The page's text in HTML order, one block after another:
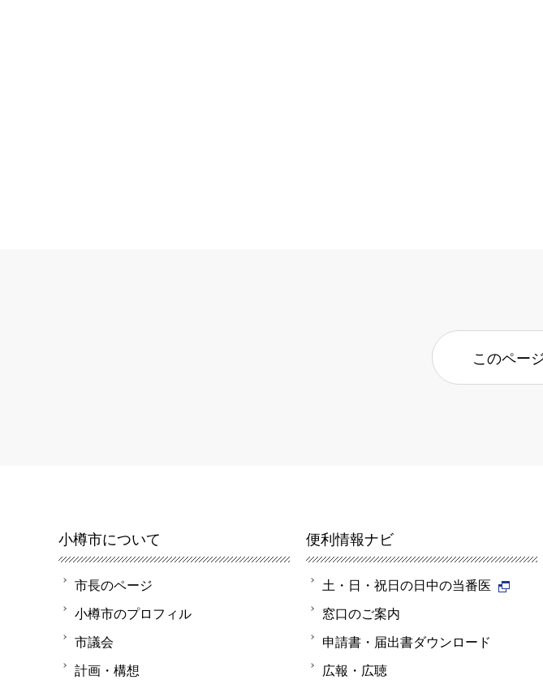
このペー
小樽市について
市長のページ
小樽市のプロフィル
市議会
計画・構想
便利情報ナビ
土・日・祝日の日中の当番医
窓口のご案内
申請書・届出書ダウンロード
広報・広聴